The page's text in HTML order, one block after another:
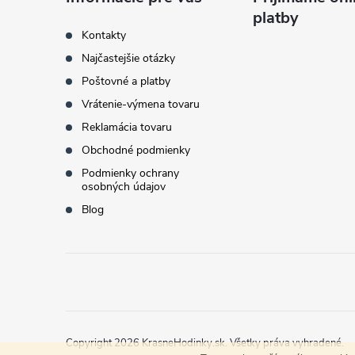
Kontakty
Najčastejšie otázky
Poštovné a platby
Vrátenie-výmena tovaru
Reklamácia tovaru
Obchodné podmienky
Podmienky ochrany
osobných údajov
Blog
platby
Copyright 2026 KrasneHodinky.sk. Všetky práva vyhradené.